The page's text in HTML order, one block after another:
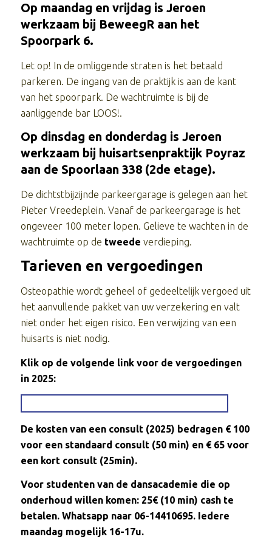
Op maandag en vrijdag is Jeroen
werkzaam bij BeweegRaan het
Spoorpark 6.
Let op! In de omliggende straten is het betaald
parkeren. De ingang van de praktijk is aan de kant
van het spoorpark. De wachtruimte is bij de
aanliggende bar LOOS!.
Op dinsdag en donderdag is Jeroen
werkzaam bij huisartsenpraktijk Poyraz
aan de Spoorlaan 338 (2de etage).
De dichtstbijzijnde parkeergarage is gelegen aan het
Pieter Vreedeplein. Vanaf de parkeergarage is het
ongeveer 100 meter lopen. Gelieve te wachten in de
wachtruimte op de tweede verdieping.
Tarieven en vergoedingen
Osteopathie wordt geheel of gedeeltelijk vergoed uit
het aanvullende pakket van uw verzekering en valt
niet onder het eigen risico. Een verwijzing van een
huisarts is niet nodig.
Klik op de volgende link voor de vergoedingen
in 2025:
De kosten van een consult (2025) bedragen € 100
voor een standaard consult (50 min) en € 65 voor
een kort consult (25min).
Voor studenten van de dansacademie die op
onderhoud willen komen: 25€ (10 min) cash te
betalen. Whatsapp naar 06-14410695. Iedere
maandag mogelijk 16-17u.